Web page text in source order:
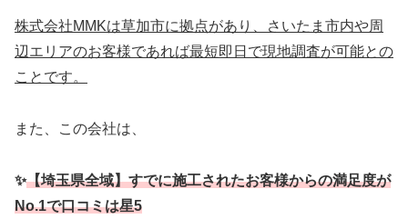
株式会社MMKは草加市に拠点があり、さいたま市内や周
辺エリアのお客様であれば最短即日で現地調査が可能との
ことです。
また、この会社は、
✨【埼玉県全域】すでに施工されたお客様からの満足度が
No.1で口コミは星5